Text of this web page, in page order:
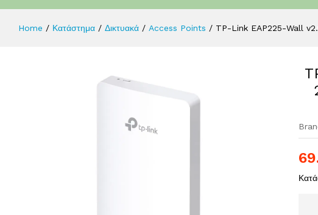
Home / Κατάστημα / Δικτυακά / Access Points / TP-Link EAP225-Wall